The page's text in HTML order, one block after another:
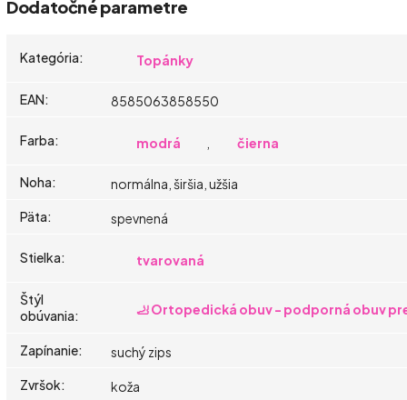
Dodatočné parametre
Kategória: Topánky
EAN: 8585063858550
Farba: modrá čierna
Noha:
normálna, širšia, užšia
Päta: spevnená
Stielka: tvarovaná
Štýl
obúvania: 🦶 Ortopedická obuv - podporná obuv
Zapínanie:
suchý zips
Zvršok: koža